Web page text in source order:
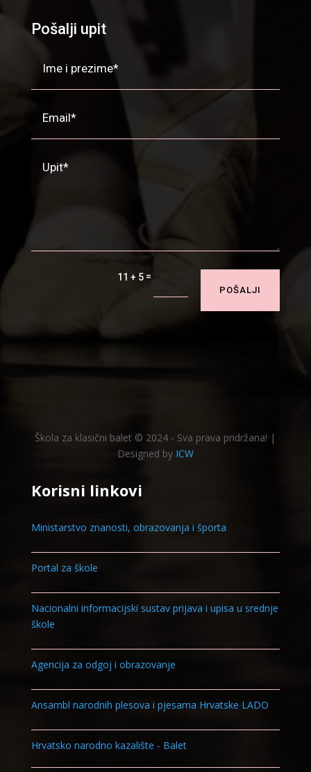
Pošalji upit
11 + 5 =
POŠALJI
Škola za klasični balet © 2024 - Sva prava pridržana! |
Designed by ICW
Korisni linkovi
Ministarstvo znanosti, obrazovanja i športa
Portal za škole
Nacionalni informacijski sustav prijava i upisa u srednje
škole
Agencija za odgoj i obrazovanje
Ansambl narodnih plesova i pjesama Hrvatske LADO
Hrvatsko narodno kazalište - Balet